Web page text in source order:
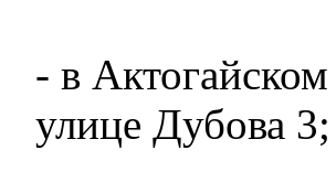
- в
улице Дубова 3;